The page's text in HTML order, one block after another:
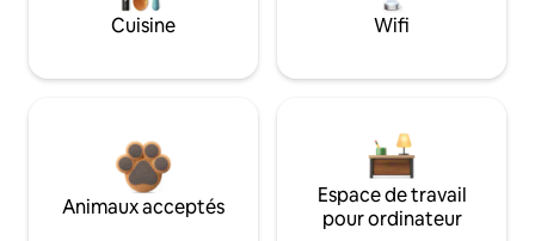
Cuisine Wifi
Animaux acceptés
Espace de travail
pour ordinateur